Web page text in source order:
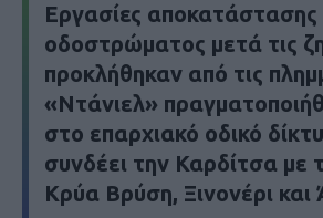
Εργασίες αποκατάστασης
οδοστρώματος μετά τις
προκλήθηκαν από τις
«Ντάνιελ»
στο επαρχιακό οδικό
συνδέει την Καρδίτσα με
Κρύα Βρύση, Ξινονέρι και